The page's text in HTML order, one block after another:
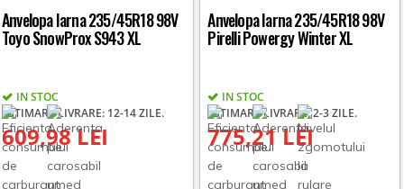
Anvelopa Iarna 235/45R18 98V
Toyo SnowProx S943 XL
IN STOC
ESTIMARE LIVRARE: 12-14 ZILE.
609,98 LEI
Anvelopa Iarna 235/45R18 98V
Pirelli Powergy Winter XL
IN STOC
ESTIMARE LIVRARE: 2-3 ZILE.
775,21 LEI